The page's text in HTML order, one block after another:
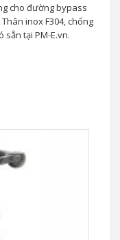
cho đường bypass
inox F304, chống
sẵn tại PM-E.vn.